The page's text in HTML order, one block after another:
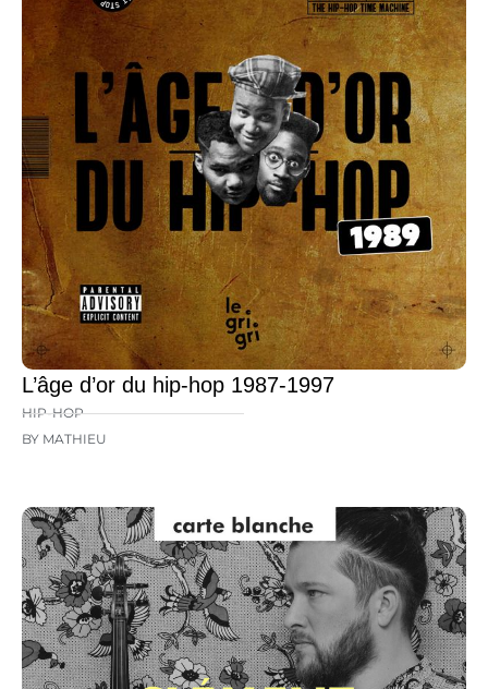
L’âge d’or du hip-hop 1987-1997
HIP-HOP
BY MATHIEU